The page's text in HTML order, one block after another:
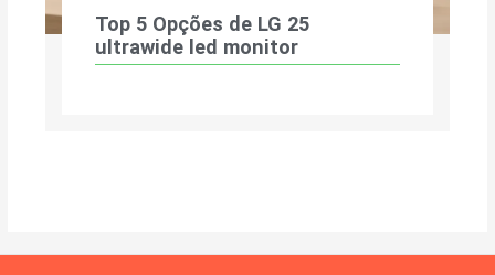
Top 5 Opções de LG 25
ultrawide led monitor